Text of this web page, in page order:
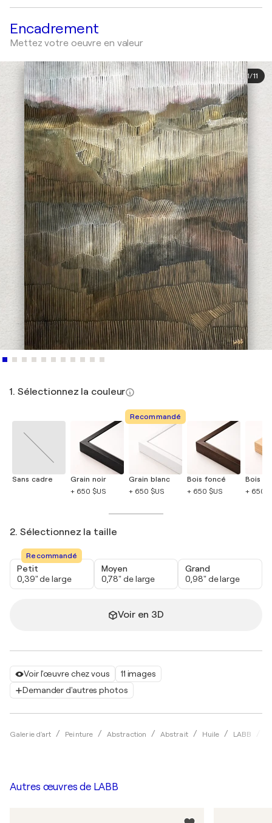
Voir l'œuvre chez vous
11 images
Demander d'autres photos
Galerie d'art Peinture Abstraction Abstrait Huile LABB
Encadrement
Mettez votre oeuvre en valeur
1/11
1. Sélectionnez la couleur
Sans cadre
Grain noir
+ 650 $US
Recommandé
Grain blanc
+ 650 $US
Bois foncé
+ 650 $US
Bois
+ 650
2. Sélectionnez la taille
Recommandé
Petit
0,39" de large
Moyen
0,78" de large
Grand
0,98" de large
Voir en 3D
Autres œuvres de LABB